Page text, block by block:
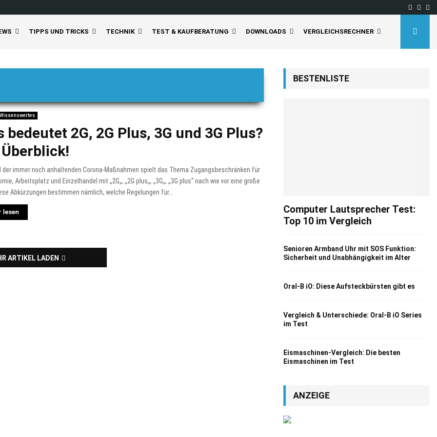
TIPPS UND TRICKS TECHNIK TEST & KAUFBERATUNG DOWNLOADS VERGLEICHSRECHNER
bedeutet 2G, 2G Plus, 3G und 3G Plus?
der immer noch anhaltenden Corona-Maßnahmen spielt das Thema Zugangsbeschränken für
Arbeitsplatz und Einzelhandel mit „2G„, „2G plus„, „3G„, „3G plus“ nach wie vor eine große
Abkürzungen bestimmen nämlich, welche Regelungen für...
lesen
ARTIKEL LADEN
BESTENLISTE
Computer Lautsprecher Test:
Top 10 im Vergleich
Senioren Armband Uhr mit SOS Funktion:
Sicherheit und Unabhängigkeit im Alter
Oral-B iO: Diese Aufsteckbürsten gibt es
Vergleich & Unterschiede: Oral-B iO Series
im Test
Eismaschinen-Vergleich: Die besten
Eismaschinen im Test
ANZEIGE